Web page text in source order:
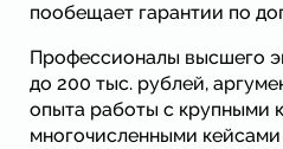
пообещает гарантии по
Профессионалы высшего
до 200 тыс. рублей,
опыта работы с крупными
многочисленными